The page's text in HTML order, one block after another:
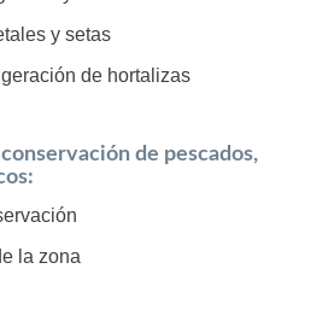
y setas
de hortalizas
de pescados,
la zona